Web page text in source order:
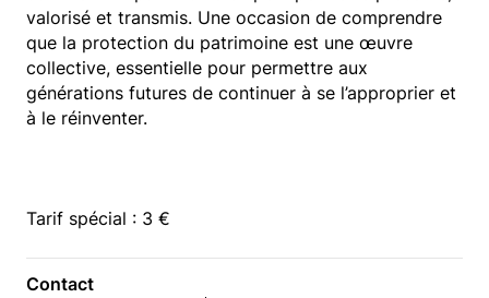
valorisé et transmis. Une occasion de comprendre
que la protection du patrimoine est une œuvre
collective, essentielle pour permettre aux
générations futures de continuer à se l’approprier et
à le réinventer.
Tarif spécial : 3 €
Contact